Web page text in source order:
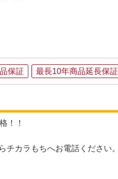
保証 最長10年商品延長保証
！！
カラもちへお電話ください。